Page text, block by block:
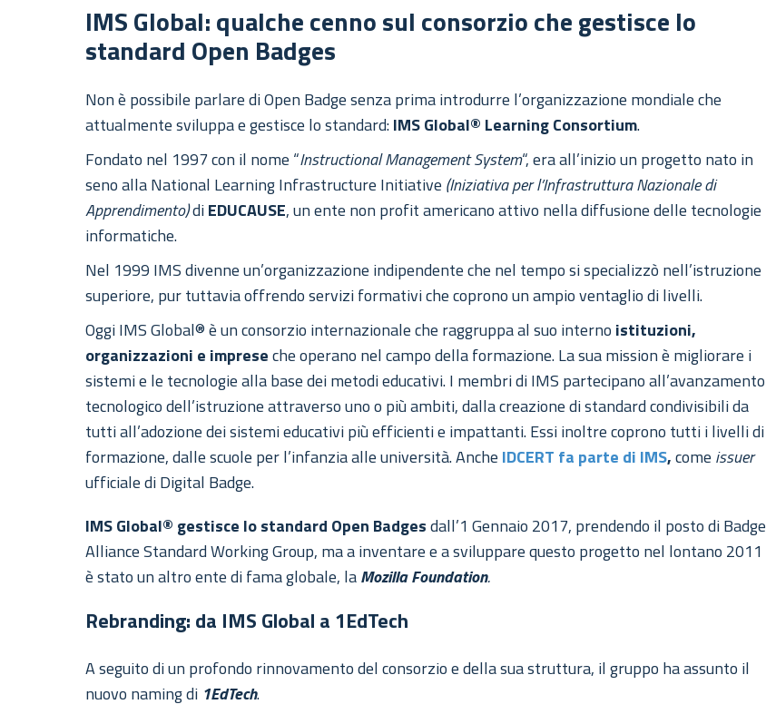
IMS Global: qualche cenno sul consorzio che gestisce lo
standard Open Badges
Non è possibile parlare di Open Badge senza prima introdurre l’organizzazione mondiale che
attualmente sviluppa e gestisce lo standard:IMS Global® Learning Consortium.
Fondato nel 1997 con il nome “Instructional Management System“, era all’inizio un progetto nato in
seno alla National Learning Infrastructure Initiative (Iniziativa per l’Infrastruttura Nazionale di
Apprendimento)diEDUCAUSE, un ente non profit americano attivo nella diffusione delle tecnologie
informatiche.
Nel 1999 IMS divenne un’organizzazione indipendente che nel tempo si specializzò nell’istruzione
superiore, pur tuttavia offrendo servizi formativi che coprono un ampio ventaglio di livelli.
Oggi IMS Global® è un consorzio internazionaleche raggruppa al suo interno istituzioni,
organizzazioni e impreseche operano nel campo della formazione. La sua mission è migliorare i
sistemi e le tecnologie alla base dei metodi educativi. I membri di IMS partecipano all’avanzamento
tecnologico dell’istruzione attraverso uno o più ambiti, dalla creazione di standard condivisibili da
tutti all’adozione dei sistemi educativi più efficienti e impattanti. Essi inoltre coprono tutti i livelli di
formazione, dalle scuole per l’infanzia alle università. Anche IDCERT fa parte di IMS,come issuer
ufficiale di Digital Badge.
IMS Global® gestisce lo standard Open Badgesdall’1 Gennaio 2017, prendendo il posto di Badge
Alliance Standard Working Group, ma a inventare e a sviluppare questo progetto nel lontano 2011
è stato un altro ente di fama globale, laMozilla Foundation.
Rebranding: da IMS Global a 1EdTech
A seguito di un profondo rinnovamento del consorzio e della sua struttura, il gruppo ha assunto il
nuovo naming di 1EdTech.